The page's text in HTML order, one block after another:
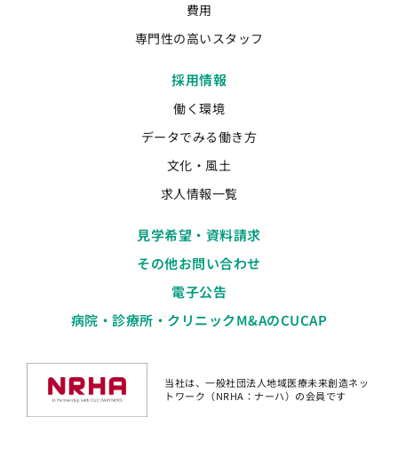
費用
専門性の高いスタッフ
採用情報
働く環境
データでみる働き方
文化・風土
求人情報一覧
見学希望・資料請求
その他お問い合わせ
電子公告
病院・診療所・クリニックM&AのCUCAP
当社は、一般社団法人地域医療未来創造ネッ
トワーク（NRHA：ナーハ）の会員です